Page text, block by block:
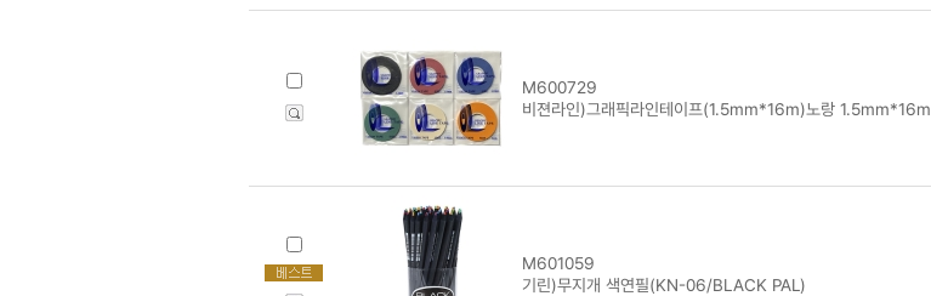
M600729
비젼라인)그래픽라인테이프(1.5mm*16m)노랑 1.5mm*16m
M601059
기린)무지개 색연필(KN-06/BLACK PAL)